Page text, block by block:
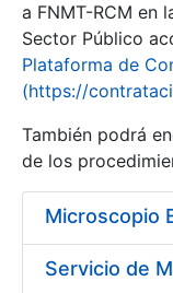
Show/Hide
a FNMT-RCM en
Sector Público
Plataforma de
(https://
También podrá
de los